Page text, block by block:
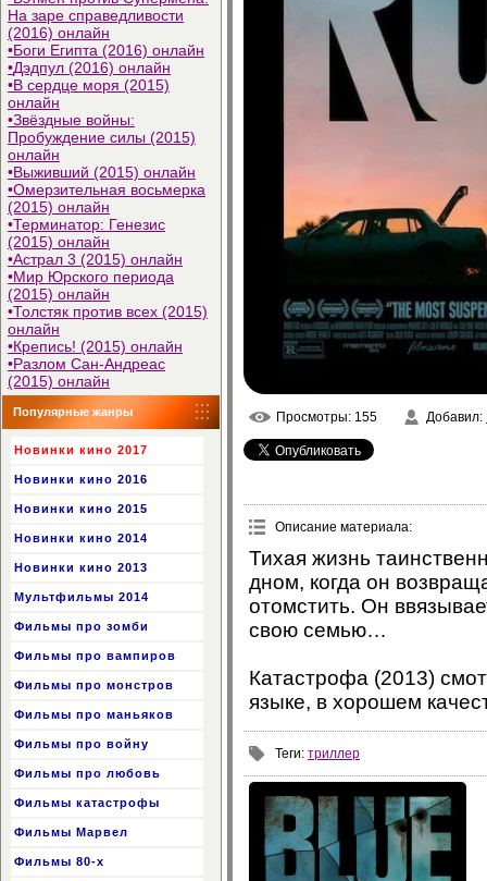
На заре справедливости
(2016) онлайн
•Боги Египта (2016) онлайн
•Дэдпул (2016) онлайн
•В сердце моря (2015)
онлайн
•Звёздные войны:
Пробуждение силы (2015)
онлайн
•Выживший (2015) онлайн
•Омерзительная восьмерка
(2015) онлайн
•Терминатор: Генезис
(2015) онлайн
•Астрал 3 (2015) онлайн
•Мир Юрского периода
(2015) онлайн
•Толстяк против всех (2015)
онлайн
•Крепись! (2015) онлайн
•Разлом Сан-Андреас
(2015) онлайн
Популярные жанры
Новинки кино 2017
Новинки кино 2016
Новинки кино 2015
Новинки кино 2014
Новинки кино 2013
Мультфильмы 2014
Фильмы про зомби
Фильмы про вампиров
Фильмы про монстров
Фильмы про маньяков
Фильмы про войну
Фильмы про любовь
Фильмы катастрофы
Фильмы Марвел
Фильмы 80-х
Просмотры: 155 Добавил:
Описание материала:
Тихая жизнь
дном, когда он
отомстить. Он
свою семью…
Катастрофа (2013)
языке, в хорошем
Теги: триллер